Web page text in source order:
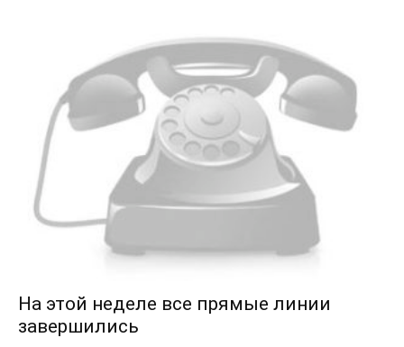
На этой неделе все прямые линии
завершились